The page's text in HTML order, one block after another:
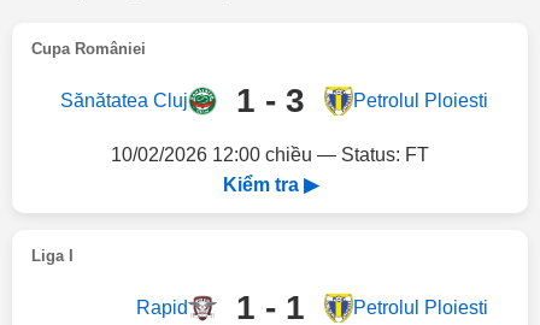
Cupa României
Sănătatea Cluj 1 - 3 Petrolul Ploiesti
10/02/2026 12:00 chiều — Status: FT
Kiểm tra ▶
Liga I
Rapid 1 - 1 Petrolul Ploiesti